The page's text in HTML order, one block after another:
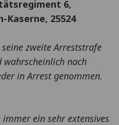
6,
Kaserne, 25524
zweite Arreststrafe
wahrscheinlich nach
in Arrest genommen.
ein sehr extensives